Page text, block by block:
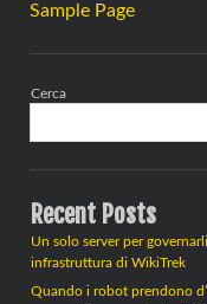
Sample Page
Barra
laterale
Cerca
Recent Posts
Un solo server per
infrastruttura di WikiTrek
Quando i robot prendono